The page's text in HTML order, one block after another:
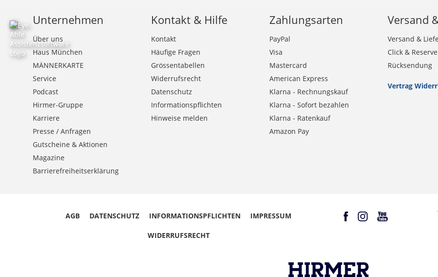
Unternehmen
Über uns
Haus München
MÄNNERKARTE
Service
Podcast
Hirmer-Gruppe
Karriere
Presse / Anfragen
Gutscheine & Aktionen
Magazine
Barrierefreiheitserklärung
Kontakt & Hilfe
Kontakt
Häufige Fragen
Grössentabellen
Widerrufsrecht
Datenschutz
Informationspflichten
Hinweise melden
Zahlungsarten
PayPal
Visa
Mastercard
American Express
Klarna - Rechnungskauf
Klarna - Sofort bezahlen
Klarna - Ratenkauf
Amazon Pay
Versand
Versand &
Click & Reserve
Rücksendung
Vertrag
AGB DATENSCHUTZ INFORMATIONSPFLICHTEN IMPRESSUM
WIDERRUFSRECHT